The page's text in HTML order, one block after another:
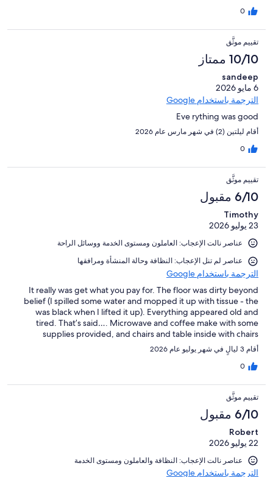
0
تقييم موثَّق
10/10 ممتاز
sandeep
6 مايو 2026
الترجمة باستخدام Google
Eve rything was good
أقام ليلتين (2) في شهر مارس عام 2026
0
تقييم موثَّق
6/10 مقبول
Timothy
23 يوليو 2026
عناصر نالت الإعجاب: ⁦العاملون ومستوى الخدمة⁩ و⁦وسائل الراحة⁩
عناصر لم تنل الإعجاب: ⁦النظافة⁩ و⁦حالة المنشأة ومرافقها⁩
الترجمة باستخدام Google
It really was get what you pay for. The floor was dirty beyond
belief (I spilled some water and mopped it up with tissue - the
was black when I lifted it up). Everything appeared old and
tired. That’s said…. Microwave and coffee make with some
supplies provided, and chairs and table inside with chairs
outside should you want to use them. The aircon works just fine.
The lady who checked us in was lovely. It’s clear that some work
is ongoing in the motel as workmen were there at some point.
أقام 3 ليالٍ في شهر يوليو عام 2026
0
تقييم موثَّق
6/10 مقبول
Robert
22 يوليو 2026
عناصر نالت الإعجاب: ⁦النظافة⁩ و⁦العاملون ومستوى الخدمة⁩
الترجمة باستخدام Google